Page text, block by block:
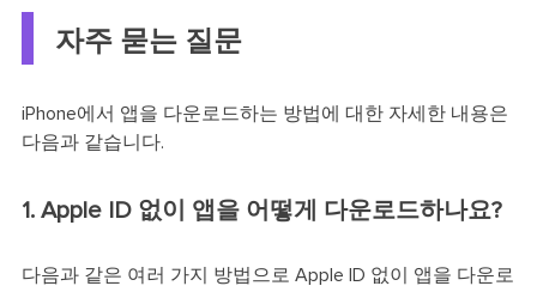
자주 묻는 질문
iPhone에서 앱을 다운로드하는 방법에 대한 자세한 내용은
다음과 같습니다.
1. Apple ID 없이 앱을 어떻게 다운로드하나요?
다음과 같은 여러 가지 방법으로 Apple ID 없이 앱을 다운로